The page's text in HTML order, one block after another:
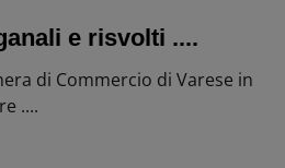
e risvolti ....
di Commercio di Varese in
....